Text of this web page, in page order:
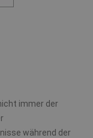
immer der
während der